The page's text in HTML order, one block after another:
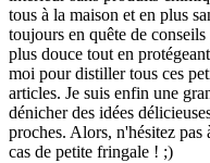
tous à la maison et en plus
toujours en quête de
plus douce tout en
moi pour distiller tous ces
articles. Je suis enfin une
dénicher des idées
proches. Alors, n'hésitez pas
cas de petite fringale ! ;)